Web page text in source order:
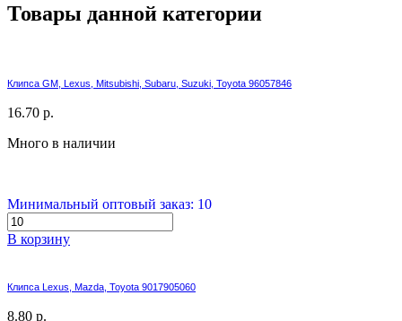
Товары данной категории
Клипса GM, Lexus, Mitsubishi, Subaru, Suzuki, Toyota 96057846
16.70 р.
Много в наличии
Минимальный оптовый заказ: 10
В корзину
Клипса Lexus, Mazda, Toyota 9017905060
8.80 р.